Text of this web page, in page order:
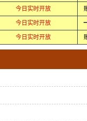
今日实时开放
今日实时开放
今日实时开放